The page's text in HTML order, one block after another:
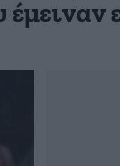
έμειναν